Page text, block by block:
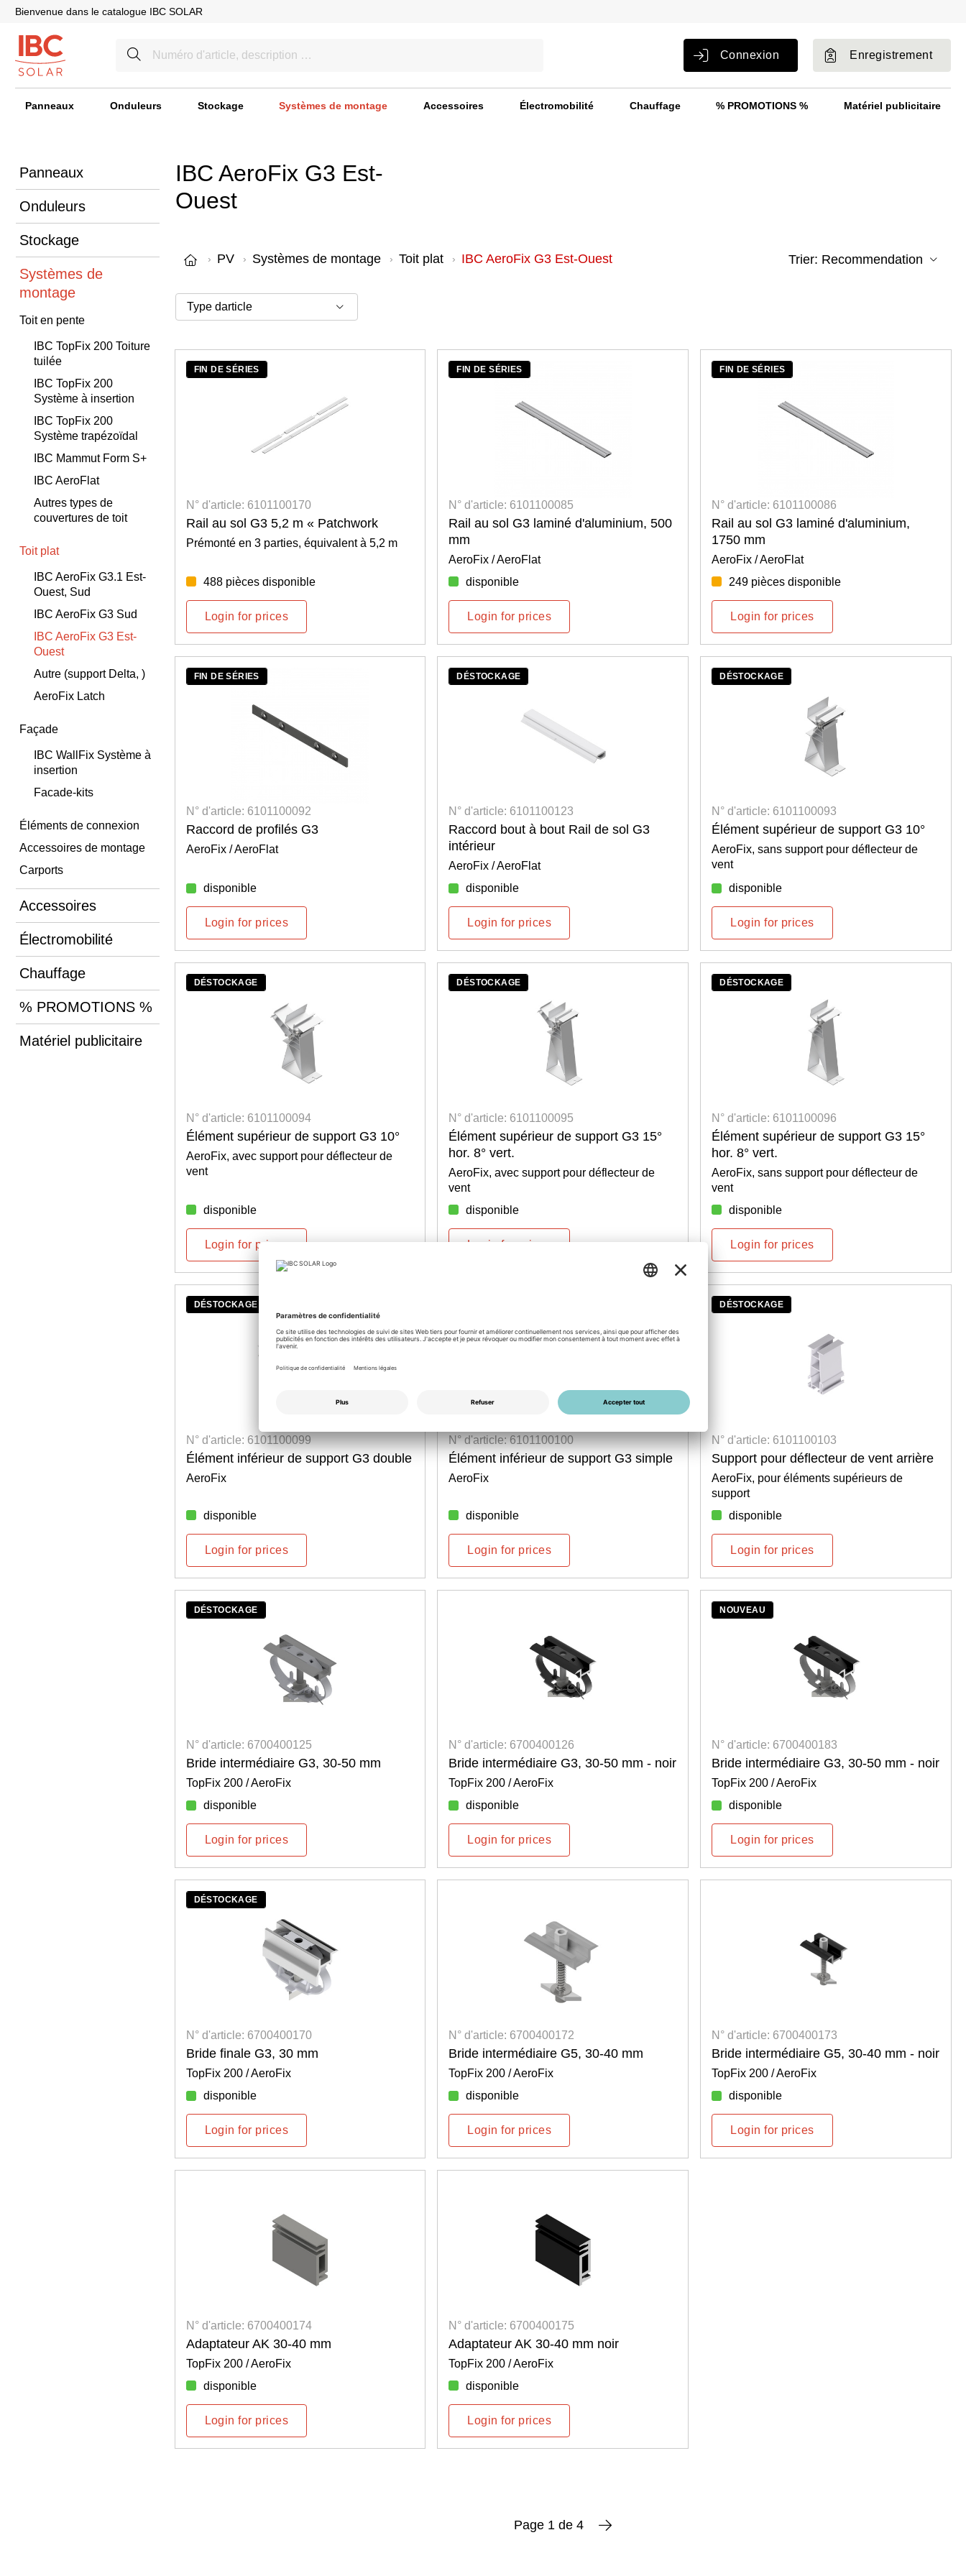
Bienvenue dans le catalogue IBC SOLAR
Connexion Enregistrement
Panneaux Onduleurs Stockage Systèmes de montage Accessoires Électromobilité Chauffage % PROMOTIONS % Matériel publicitaire
Panneaux
Onduleurs
Stockage
Systèmes de
montage
Toit en pente
IBC TopFix 200 Toiture
tuilée
IBC TopFix 200
Système à insertion
IBC TopFix 200
Système trapézoïdal
IBC Mammut Form S+
IBC AeroFlat
Autres types de
couvertures de toit
Toit plat
IBC AeroFix G3.1 Est-
Ouest, Sud
IBC AeroFix G3 Sud
IBC AeroFix G3 Est-
Ouest
Autre (support Delta, )
AeroFix Latch
Façade
IBC WallFix Système à
insertion
Facade-kits
Éléments de connexion
Accessoires de montage
Carports
Accessoires
Électromobilité
Chauffage
% PROMOTIONS %
Matériel publicitaire
IBC AeroFix G3 Est-
Ouest
PV Systèmes de montage Toit plat IBC AeroFix G3 Est-Ouest
FIN DE SÉRIES
N° d'article: 6101100170
Rail au sol G3 5,2 m « Patchwork
Prémonté en 3 parties, équivalent à 5,2 m
488 pièces disponible
Login for prices
FIN DE SÉRIES
N° d'article: 6101100085
Rail au sol G3 laminé d'aluminium, 500
mm
AeroFix / AeroFlat
disponible
Login for prices
FIN DE SÉRIES
N° d'article: 6101100086
Rail au sol G3 laminé d'aluminium,
1750 mm
AeroFix / AeroFlat
249 pièces disponible
Login for prices
FIN DE SÉRIES
N° d'article: 6101100092
Raccord de profilés G3
AeroFix / AeroFlat
disponible
Login for prices
DÉSTOCKAGE
N° d'article: 6101100123
Raccord bout à bout Rail de sol G3
intérieur
AeroFix / AeroFlat
disponible
Login for prices
DÉSTOCKAGE
N° d'article: 6101100093
Élément supérieur de support G3 10°
AeroFix, sans support pour déflecteur de
vent
disponible
Login for prices
DÉSTOCKAGE
N° d'article: 6101100094
Élément supérieur de support G3 10°
AeroFix, avec support pour déflecteur de
vent
disponible
Login for prices
DÉSTOCKAGE
N° d'article: 6101100095
Élément supérieur de support G3 15°
hor. 8° vert.
AeroFix, avec support pour déflecteur de
vent
disponible
Login for prices
DÉSTOCKAGE
N° d'article: 6101100096
Élément supérieur de support G3 15°
hor. 8° vert.
AeroFix, sans support pour déflecteur de
vent
disponible
Login for prices
DÉSTOCKAGE
N° d'article: 6101100099
Élément inférieur de support G3 double
AeroFix
disponible
Login for prices
N° d'article: 6101100100
Élément inférieur de support G3 simple
AeroFix
disponible
Login for prices
DÉSTOCKAGE
N° d'article: 6101100103
Support pour déflecteur de vent arrière
AeroFix, pour éléments supérieurs de
support
disponible
Login for prices
DÉSTOCKAGE
N° d'article: 6700400125
Bride intermédiaire G3, 30-50 mm
TopFix 200 / AeroFix
disponible
Login for prices
N° d'article: 6700400126
Bride intermédiaire G3, 30-50 mm - noir
TopFix 200 / AeroFix
disponible
Login for prices
NOUVEAU
N° d'article: 6700400183
Bride intermédiaire G3, 30-50 mm - noir
TopFix 200 / AeroFix
disponible
Login for prices
DÉSTOCKAGE
N° d'article: 6700400170
Bride finale G3, 30 mm
TopFix 200 / AeroFix
disponible
Login for prices
N° d'article: 6700400172
Bride intermédiaire G5, 30-40 mm
TopFix 200 / AeroFix
disponible
Login for prices
N° d'article: 6700400173
Bride intermédiaire G5, 30-40 mm - noir
TopFix 200 / AeroFix
disponible
Login for prices
N° d'article: 6700400174
Adaptateur AK 30-40 mm
TopFix 200 / AeroFix
disponible
Login for prices
N° d'article: 6700400175
Adaptateur AK 30-40 mm noir
TopFix 200 / AeroFix
disponible
Login for prices
Page 1 de 4